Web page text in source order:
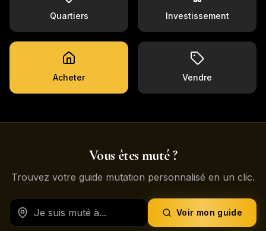
Quartiers Investissement
Acheter Vendre
Vous êtes muté ?
Trouvez votre guide mutation personnalisé en un clic.
Voir mon guide